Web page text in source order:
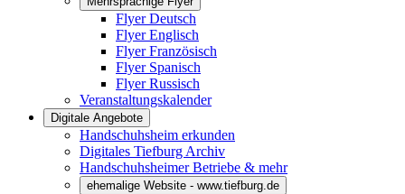
Flyer Deutsch
Flyer Englisch
Flyer Französisch
Flyer Spanisch
Flyer Russisch
Veranstaltungskalender
Digitale Angebote
Handschuhsheim erkunden
Digitales Tiefburg Archiv
Handschuhsheimer Betriebe & mehr
ehemalige Website - www.tiefburg.de